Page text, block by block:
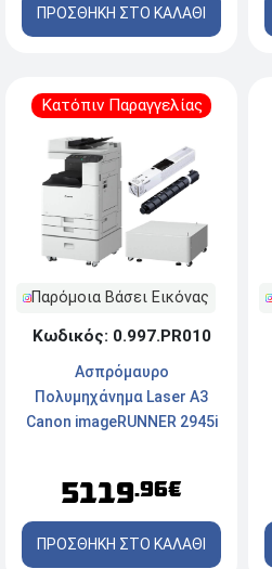
EXV 65 (Black, Cyan,
Magenta, Yellow)
ΠΡΟΣΘΗΚΗ ΣΤΟ ΚΑΛΑΘΙ
Κατόπιν Παραγγελίας
Παρόμοια Βάσει Εικόνας
Κωδικός: 0.997.PR010
Ασπρόμαυρο
Πολυμηχάνημα Laser A3
Canon imageRUNNER 2945i
Type-S3 και Toner Canon
C-EXV 67 Black
5119.96€
ΠΡΟΣΘΗΚΗ ΣΤΟ ΚΑΛΑΘΙ